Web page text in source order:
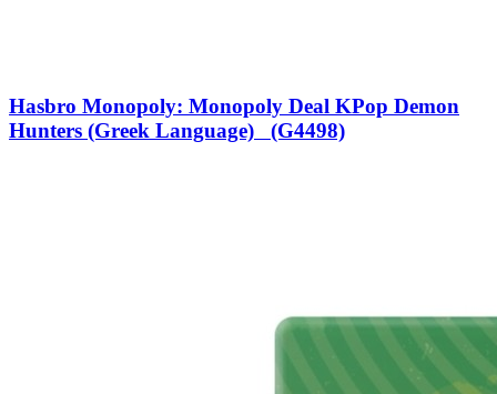
Hasbro Monopoly: Monopoly Deal KPop Demon
Hunters (Greek Language) (G4498)